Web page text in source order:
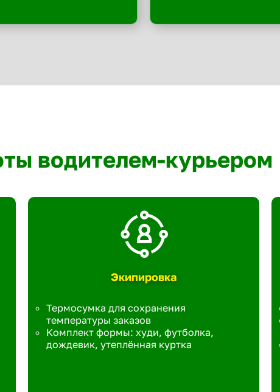
водителем-курьером
Экипировка
Термосумка для сохранения
температуры заказов
Комплект формы: худи, футболка,
дождевик, утеплённая куртка